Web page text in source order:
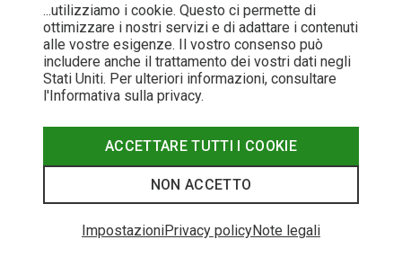
...utilizziamo i cookie. Questo ci permette di
ottimizzare i nostri servizi e di adattare i contenuti
alle vostre esigenze. Il vostro consenso può
includere anche il trattamento dei vostri dati negli
Stati Uniti. Per ulteriori informazioni, consultare
l'Informativa sulla privacy.
ACCETTARE TUTTI I COOKIE
NON ACCETTO
ImpostazioniPrivacy policyNote legali
Guida al bivacco in Italia
Tende outdoor: come scegliere il modello giusto
Test sul campo del Firestick Stove di Primus
Elisa Benvenuto